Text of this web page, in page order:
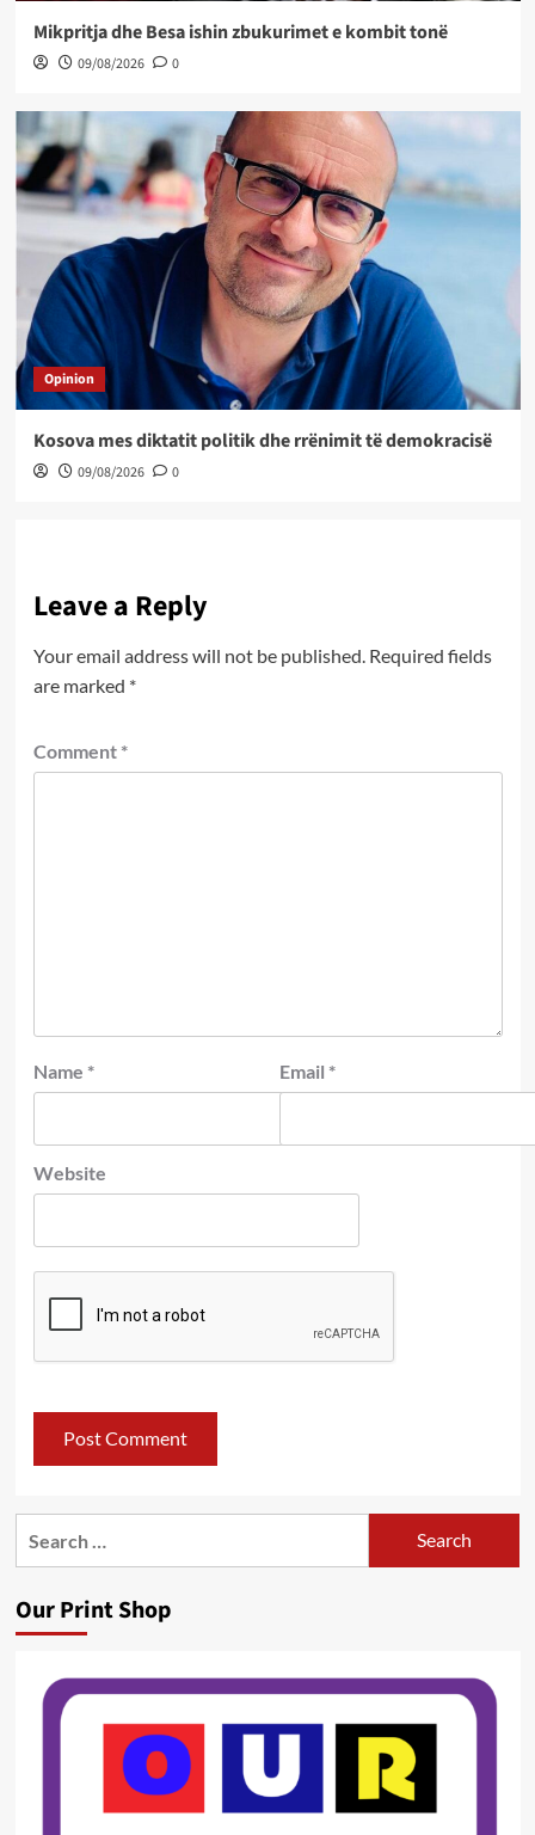
Mikpritja dhe Besa ishin zbukurimet e kombit tonë
09/08/2026 0
Opinion
Kosova mes diktatit politik dhe rrënimit të demokracisë
09/08/2026 0
Leave a Reply
Your email address will not be published. Required fields
are marked *
Comment *
Name * Email *
Website
Our Print Shop